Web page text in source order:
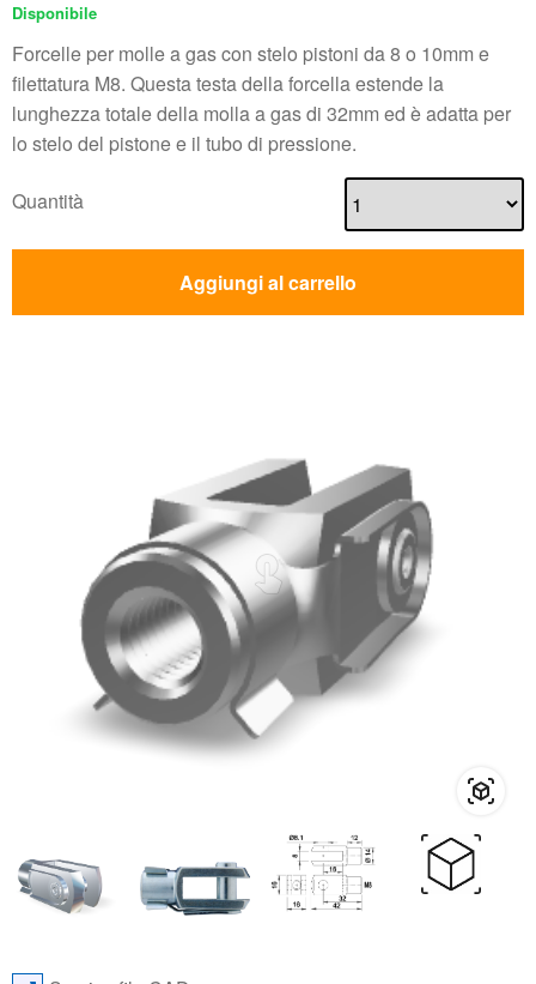
Disponibile
Forcelle per molle a gas con stelo pistoni da 8 o 10mm e
filettatura M8. Questa testa della forcella estende la
lunghezza totale della molla a gas di 32mm ed è adatta per
lo stelo del pistone e il tubo di pressione.
Quantità
Aggiungi al carrello